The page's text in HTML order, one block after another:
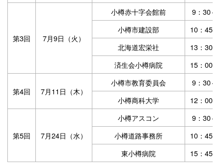
第3回 7月9日（火）
小樽赤十字会館前
9：30～
小樽市建設部
10：45
北海道宏栄社
13：30
済生会小樽病院
15：00
第4回 7月11日（木）
小樽市教育委員会
9：30～
小樽商科大学
12：00
第5回 7月24日（水）
小樽アスコン
9：30～
小樽道路事務所
10：45
東小樽病院
15：45